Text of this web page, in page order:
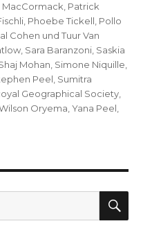
MacCormack Patrick
Phoebe Tickell Pollo
Cohen und Tuur Van
Sara Baranzoni Saskia
Mohan Simone Niquille
Peel Sumitra
Geographical Society
Oryema ,Yana Peel